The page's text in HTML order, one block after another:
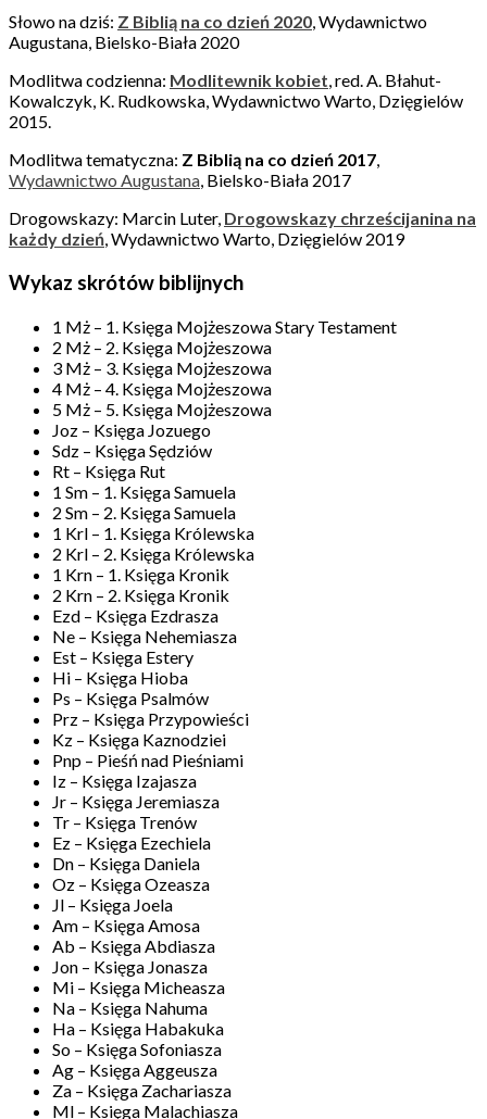
Słowo na dziś: Z Biblią na co dzień 2020, Wydawnictwo
Augustana, Bielsko-Biała 2020
Modlitwa codzienna: Modlitewnik kobiet, red. A. Błahut-
Kowalczyk, K. Rudkowska, Wydawnictwo Warto, Dzięgielów
2015.
Modlitwa tematyczna: Z Biblią na co dzień 2017,
Wydawnictwo Augustana, Bielsko-Biała 2017
Drogowskazy: Marcin Luter, Drogowskazy chrześcijanina na
każdy dzień, Wydawnictwo Warto, Dzięgielów 2019
Wykaz skrótów biblijnych
1 Mż – 1. Księga Mojżeszowa Stary Testament
2 Mż – 2. Księga Mojżeszowa
3 Mż – 3. Księga Mojżeszowa
4 Mż – 4. Księga Mojżeszowa
5 Mż – 5. Księga Mojżeszowa
Joz – Księga Jozuego
Sdz – Księga Sędziów
Rt – Księga Rut
1 Sm – 1. Księga Samuela
2 Sm – 2. Księga Samuela
1 Krl – 1. Księga Królewska
2 Krl – 2. Księga Królewska
1 Krn – 1. Księga Kronik
2 Krn – 2. Księga Kronik
Ezd – Księga Ezdrasza
Ne – Księga Nehemiasza
Est – Księga Estery
Hi – Księga Hioba
Ps – Księga Psalmów
Prz – Księga Przypowieści
Kz – Księga Kaznodziei
Pnp – Pieśń nad Pieśniami
Iz – Księga Izajasza
Jr – Księga Jeremiasza
Tr – Księga Trenów
Ez – Księga Ezechiela
Dn – Księga Daniela
Oz – Księga Ozeasza
Jl – Księga Joela
Am – Księga Amosa
Ab – Księga Abdiasza
Jon – Księga Jonasza
Mi – Księga Micheasza
Na – Księga Nahuma
Ha – Księga Habakuka
So – Księga Sofoniasza
Ag – Księga Aggeusza
Za – Księga Zachariasza
Ml – Księga Malachiasza